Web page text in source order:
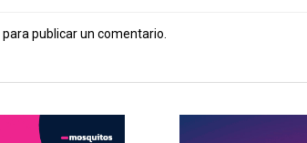
para publicar un comentario.